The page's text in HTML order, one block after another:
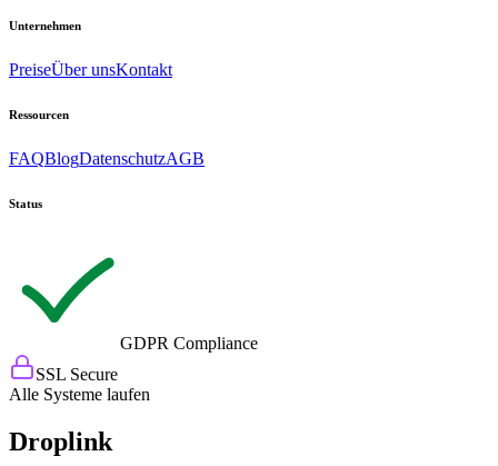
Unternehmen
PreiseÜber unsKontakt
Ressourcen
FAQBlogDatenschutzAGB
Status
GDPR Compliance
SSL Secure
Alle Systeme laufen
Droplink